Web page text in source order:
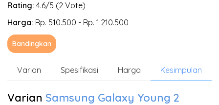
Rating: 4.6/5 (2 Vote)
Harga: Rp. 510.500 - Rp. 1.210.500
Bandingkan
Varian Spesifikasi Harga Kesimpulan
Varian Samsung Galaxy Young 2